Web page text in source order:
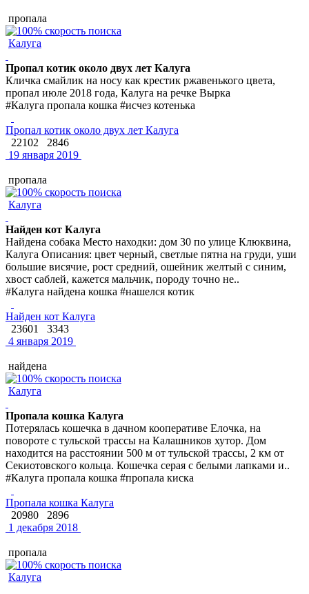
пропала
Калуга
Пропал котик около двух лет Калуга
Кличка смайлик на носу как крестик ржавенького цвета,
пропал июле 2018 года, Калуга на речке Вырка
#Калуга пропала кошка #исчез котенька
Пропал котик около двух лет Калуга
22102
2846
19 января 2019
пропала
Калуга
Найден кот Калуга
Найдена собака Место находки: дом 30 по улице Клюквина,
Калуга Описания: цвет черный, светлые пятна на груди, уши
большие висячие, рост средний, ошейник желтый с синим,
хвост саблей, кажется мальчик, породу точно не..
#Калуга найдена кошка #нашелся котик
Найден кот Калуга
23601
3343
4 января 2019
найдена
Калуга
Пропала кошка Калуга
Потерялась кошечка в дачном кооперативе Елочка, на
повороте с тульской трассы на Калашников хутор. Дом
находится на расстоянии 500 м от тульской трассы, 2 км от
Секиотовского кольца. Кошечка серая с белыми лапками и..
#Калуга пропала кошка #пропала киска
Пропала кошка Калуга
20980
2896
1 декабря 2018
пропала
Калуга